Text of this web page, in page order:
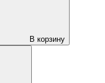
В корзину